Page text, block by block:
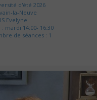
d'été 2026
la-Neuve
Evelyne
: mardi 14:00- 16:30
de séances : 1